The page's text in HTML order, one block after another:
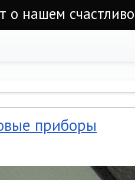
о нашем
приборы